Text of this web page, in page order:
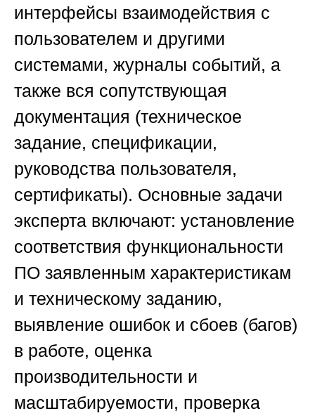
интерфейсы взаимодействия с
пользователем и другими
системами, журналы событий, а
также вся сопутствующая
документация (техническое
задание, спецификации,
руководства пользователя,
сертификаты). Основные задачи
эксперта включают: установление
соответствия функциональности
ПО заявленным характеристикам
и техническому заданию,
выявление ошибок и сбоев (багов)
в работе, оценка
производительности и
масштабируемости, проверка